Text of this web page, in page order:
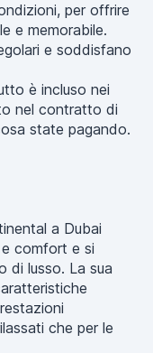
per offrire
e memorabile.
e soddisfano
è incluso nei
nel contratto di
state pagando.
a Dubai
comfort e si
di lusso. La sua
che per le